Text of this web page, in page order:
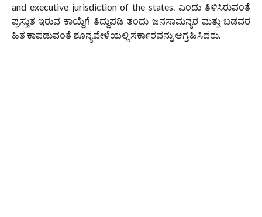
and executive jurisdiction of the states. ಎಂದು ತಿಳಿಸಿರುವಂತೆ
ಪ್ರಸ್ತುತ ಇರುವ ಕಾಯ್ದೆಗೆ ತಿದ್ದುಪಡಿ ತಂದು ಜನಸಾಮನ್ಯರ ಮತ್ತು ಬಡವರ
ಹಿತ ಕಾಪಡುವಂತೆ ಶೂನ್ಯವೇಳೆಯಲ್ಲಿ ಸರ್ಕಾರವನ್ನು ಆಗ್ರಹಿಸಿದರು.